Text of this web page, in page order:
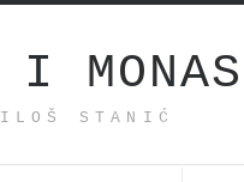
I
STANIĆ